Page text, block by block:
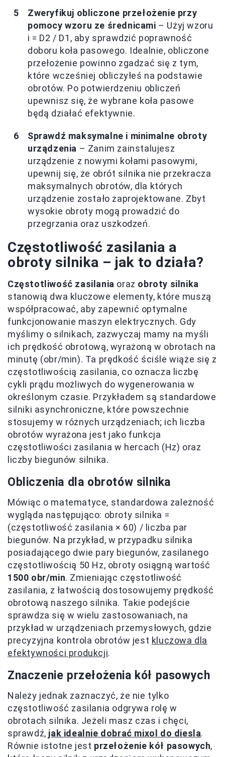
Zweryfikuj obliczone przełożenie przy
pomocy wzoru ze średnicami – Użyj wzoru
i = D2 / D1, aby sprawdzić poprawność
doboru koła pasowego. Idealnie, obliczone
przełożenie powinno zgadzać się z tym,
które wcześniej obliczyłeś na podstawie
obrotów. Po potwierdzeniu obliczeń
upewnisz się, że wybrane koła pasowe
będą działać efektywnie.
Sprawdź maksymalne i minimalne obroty
urządzenia – Zanim zainstalujesz
urządzenie z nowymi kołami pasowymi,
upewnij się, że obrót silnika nie przekracza
maksymalnych obrotów, dla których
urządzenie zostało zaprojektowane. Zbyt
wysokie obroty mogą prowadzić do
przegrzania oraz uszkodzeń.
Częstotliwość zasilania a
obroty silnika – jak to działa?
Częstotliwość zasilania oraz obroty silnika
stanowią dwa kluczowe elementy, które muszą
współpracować, aby zapewnić optymalne
funkcjonowanie maszyn elektrycznych. Gdy
myślimy o silnikach, zazwyczaj mamy na myśli
ich prędkość obrotową, wyrażoną w obrotach na
minutę (obr/min). Ta prędkość ściśle wiąże się z
częstotliwością zasilania, co oznacza liczbę
cykli prądu możliwych do wygenerowania w
określonym czasie. Przykładem są standardowe
silniki asynchroniczne, które powszechnie
stosujemy w różnych urządzeniach; ich liczba
obrotów wyrażona jest jako funkcja
częstotliwości zasilania w hercach (Hz) oraz
liczby biegunów silnika.
Obliczenia dla obrotów silnika
Mówiąc o matematyce, standardowa zależność
wygląda następująco: obroty silnika =
(częstotliwość zasilania × 60) / liczba par
biegunów. Na przykład, w przypadku silnika
posiadającego dwie pary biegunów, zasilanego
częstotliwością 50 Hz, obroty osiągną wartość
1500 obr/min. Zmieniając częstotliwość
zasilania, z łatwością dostosowujemy prędkość
obrotową naszego silnika. Takie podejście
sprawdza się w wielu zastosowaniach, na
przykład w urządzeniach przemysłowych, gdzie
precyzyjna kontrola obrotów jest kluczowa dla
efektywności produkcji.
Znaczenie przełożenia kół pasowych
Należy jednak zaznaczyć, że nie tylko
częstotliwość zasilania odgrywa rolę w
obrotach silnika. Jeżeli masz czas i chęci,
sprawdź, jak idealnie dobrać mixol do diesla.
Równie istotne jest przełożenie kół pasowych,